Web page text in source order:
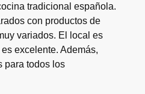
tradicional española.
con productos de
variados. El local es
excelente. Además,
para todos los